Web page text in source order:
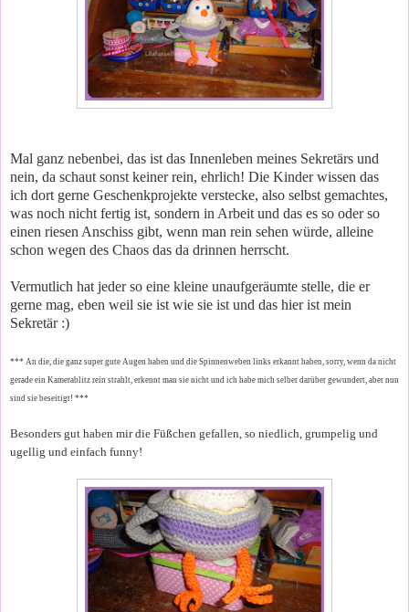
Mal ganz nebenbei, das ist das Innenleben meines Sekretärs und
nein, da schaut sonst keiner rein, ehrlich! Die Kinder wissen das
ich dort gerne Geschenkprojekte verstecke, also selbst gemachtes,
was noch nicht fertig ist, sondern in Arbeit und das es so oder so
einen riesen Anschiss gibt, wenn man rein sehen würde, alleine
schon wegen des Chaos das da drinnen herrscht.
Vermutlich hat jeder so eine kleine unaufgeräumte stelle, die er
gerne mag, eben weil sie ist wie sie ist und das hier ist mein
Sekretär :)
*** An die, die ganz super gute Augen haben und die Spinnenweben links erkannt haben, sorry, wenn da nicht
gerade ein Kamerablitz rein strahlt, erkennt man sie nicht und ich habe mich selber darüber gewundert, aber nun
sind sie beseitigt! ***
Besonders gut haben mir die Füßchen gefallen, so niedlich, grumpelig und
ugellig und einfach funny!